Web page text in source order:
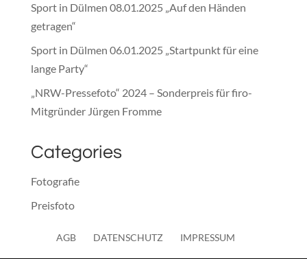
Sport in Dülmen 08.01.2025 „Auf den Händen
getragen“
Sport in Dülmen 06.01.2025 „Startpunkt für eine
lange Party“
„NRW-Pressefoto“ 2024 – Sonderpreis für firo-
Mitgründer Jürgen Fromme
Categories
Fotografie
Preisfoto
AGB DATENSCHUTZ IMPRESSUM